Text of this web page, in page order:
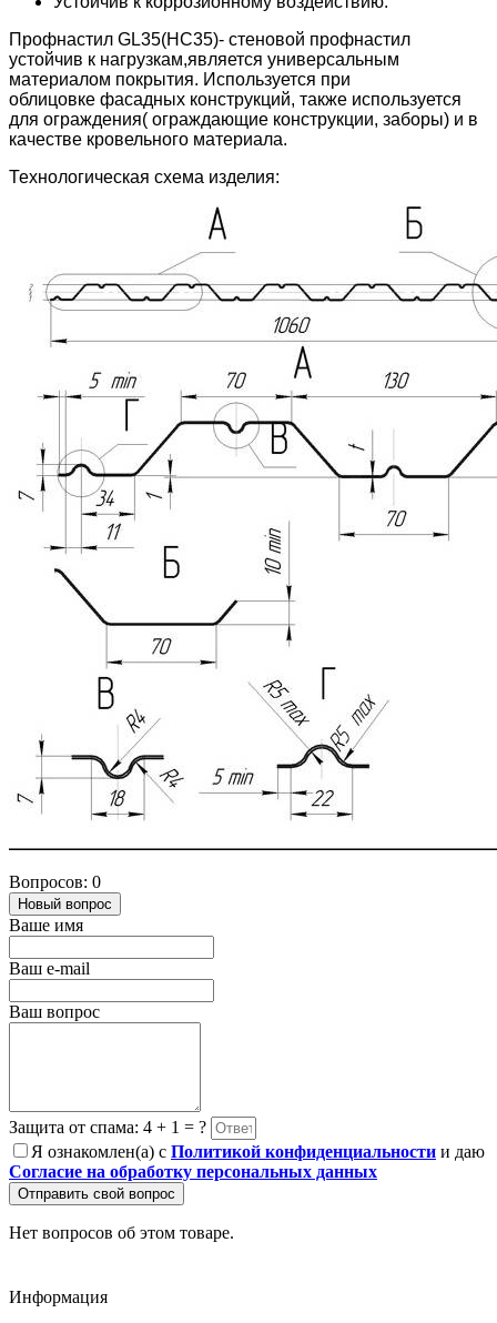
Профнастил GL35(НC35)- стеновой профнастил
устойчив к нагрузкам,является универсальным
материалом покрытия. Используется при
облицовке фасадных конструкций, также используется
для ограждения( ограждающие конструкции, заборы) и в
качестве кровельного материала.
Технологическая схема изделия:
Вопросов: 0
Новый вопрос
Ваше имя
Ваш e-mail
Ваш вопрос
Защита от спама: 4 + 1 = ?
Я ознакомлен(а) с Политикой конфиденциальности и даю
Согласие на обработку персональных данных
Отправить свой вопрос
Нет вопросов об этом товаре.
Информация